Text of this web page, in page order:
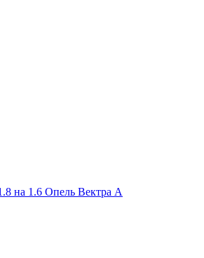
на 1.6 Опель Вектра А